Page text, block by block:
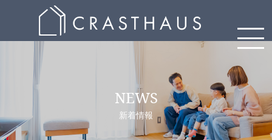
NEWS
新着情報